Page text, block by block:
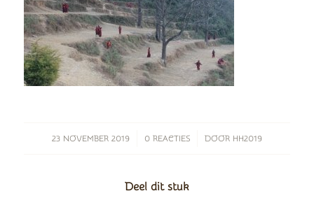
23 NOVEMBER 2019
/ 0 REACTIES
/ DOOR HH2019
Deel dit stuk